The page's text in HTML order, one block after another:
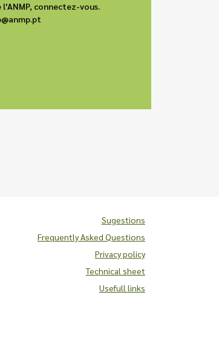
l'ANMP, connectez-vous.
Sugestions
Frequently Asked Questions
Privacy policy
Technical sheet
Usefull links